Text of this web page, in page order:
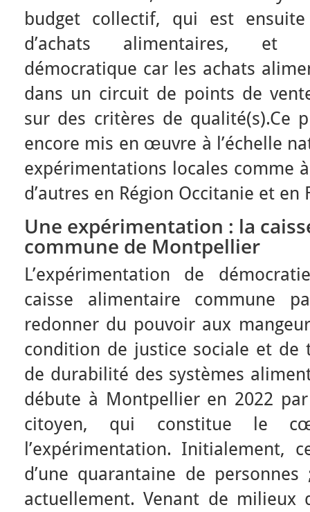
budget collectif, qui est
d’achats alimentaires, et
démocratique car les achats
dans un circuit de points de
sur des critères de qualité(s).Ce
encore mis en œuvre à l’échelle
expérimentations locales comme
d’autres en Région Occitanie et en
Une expérimentation : la
commune de Montpellier
L’expérimentation de
caisse alimentaire commune
redonner du pouvoir aux
condition de justice sociale et de
de durabilité des systèmes
débute à Montpellier en 2022
citoyen, qui constitue le
l’expérimentation. Initialement,
d’une quarantaine de
actuellement. Venant de milieux